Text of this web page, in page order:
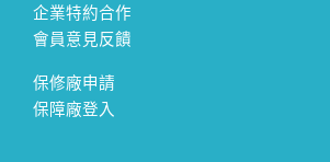
企業特約合作
會員意見反饋
保修廠申請
保障廠登入